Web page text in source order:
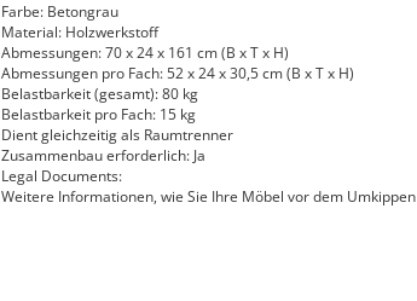
Farbe: Betongrau
Material: Holzwerkstoff
Abmessungen: 70 x 24 x 161 cm (B x T x H)
Abmessungen pro Fach: 52 x 24 x 30,5 cm (B x T x H)
Belastbarkeit (gesamt): 80 kg
Belastbarkeit pro Fach: 15 kg
Dient gleichzeitig als Raumtrenner
Zusammenbau erforderlich: Ja
Legal Documents:
Weitere Informationen, wie Sie Ihre Möbel vor dem